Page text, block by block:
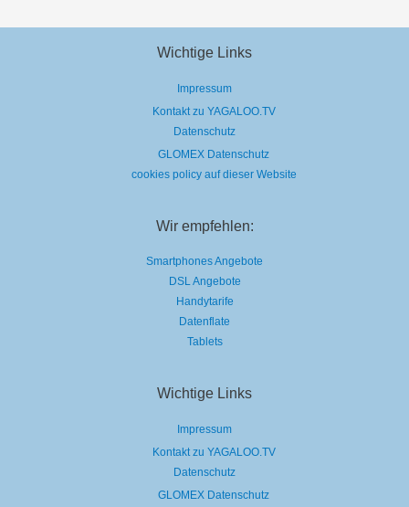
Wichtige Links
Impressum
Kontakt zu YAGALOO.TV
Datenschutz
GLOMEX Datenschutz
cookies policy auf dieser Website
Wir empfehlen:
Smartphones Angebote
DSL Angebote
Handytarife
Datenflate
Tablets
Wichtige Links
Impressum
Kontakt zu YAGALOO.TV
Datenschutz
GLOMEX Datenschutz